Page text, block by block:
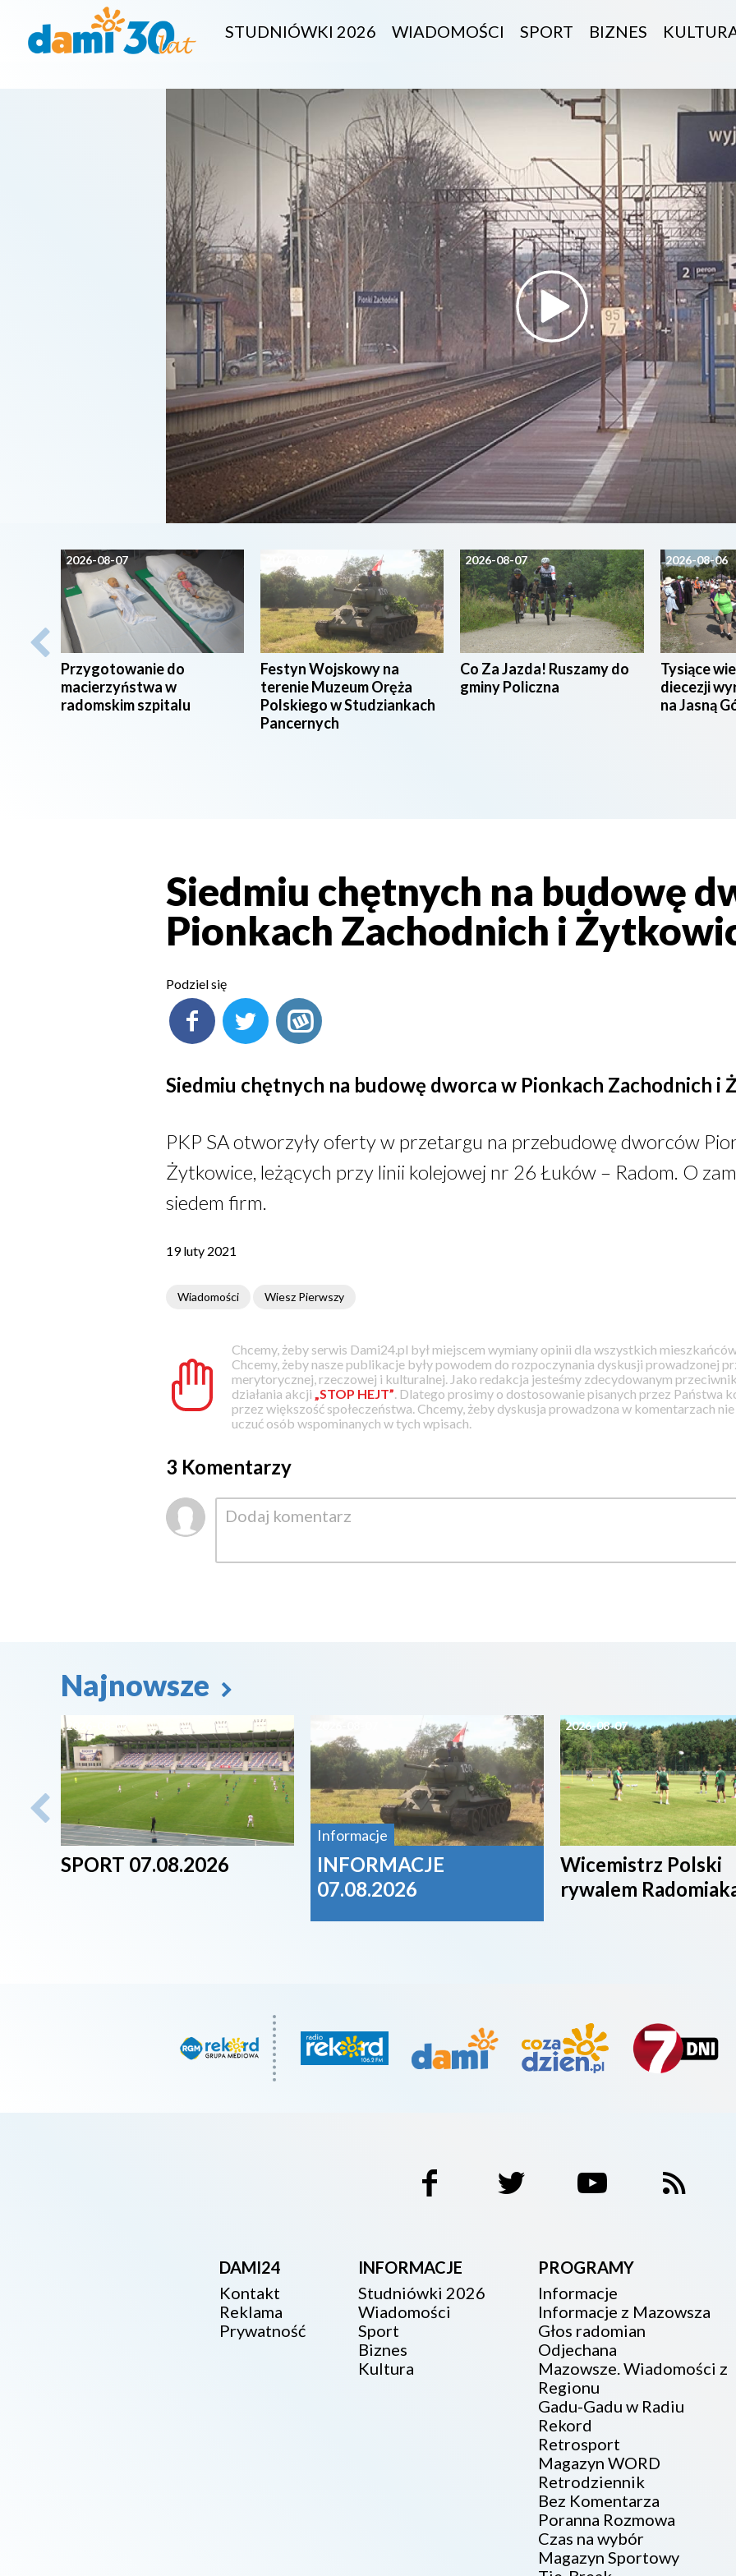
STUDNIÓWKI 2026 WIADOMOŚCI SPORT BIZNES
2026-08-07
Przygotowanie do
macierzyństwa w
radomskim szpitalu
Festyn Wojskowy na
terenie Muzeum Oręża
Polskiego w Studziankach
Pancernych
2026-08-07
Co Za Jazda! Ruszamy do
gminy Policzna
2026-08-06
Tysiące
diecezji
na Jasną
Siedmiu chętnych na budowę
Pionkach Zachodnich i
Podziel się
Siedmiu chętnych na budowę dworca w Pionkach Zachodnich i
PKP SA otworzyły oferty w przetargu na przebudowę dworców
Żytkowice, leżących przy linii kolejowej nr 26 Łuków – Radom. O
siedem firm.
19 luty 2021
Wiadomości Wiesz Pierwszy
Chcemy, żeby serwis Dami24.pl był miejscem wymiany opinii dla wszystkich
Chcemy, żeby nasze publikacje były powodem do rozpoczynania dyskusji prowadzonej
merytorycznej, rzeczowej i kulturalnej. Jako redakcja jesteśmy zdecydowanym
działania akcji „STOP HEJT” . Dlatego prosimy o dostosowanie pisanych przez Państwa
przez większość społeczeństwa. Chcemy, żeby dyskusja prowadzona w komentarzach
uczuć osób wspominanych w tych wpisach.
3 Komentarzy
Najnowsze
2026-08-07
SPORT 07.08.2026
Informacje
INFORMACJE
07.08.2026
2026-08-07
Wicemistrz Polski
rywalem
DAMI24
Kontakt
Reklama
Prywatność
INFORMACJE
Studniówki 2026
Wiadomości
Sport
Biznes
Kultura
PROGRAMY
Informacje
Informacje z Mazowsza
Głos radomian
Odjechana
Mazowsze. Wiadomości z
Regionu
Gadu-Gadu w Radiu
Rekord
Retrosport
Magazyn WORD
Retrodziennik
Bez Komentarza
Poranna Rozmowa
Czas na wybór
Magazyn Sportowy